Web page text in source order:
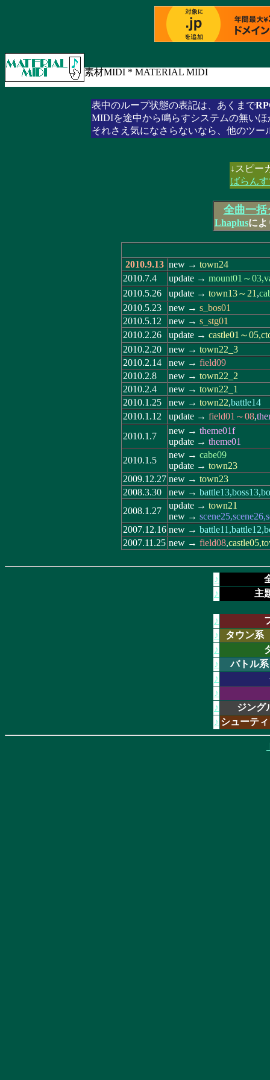
素材MIDI * MATERIAL MIDI
表中のループ状態の表記は、あくまで
MIDIを途中から鳴らすシステムの無い
それさえ気になさらないなら、他のツ
↓スピー
ばらん
全曲一括
Lhaplusによ
2010.9.13 new → town24
2010.7.4
update → mount01～
2010.5.26
update → town13～21 ,
2010.5.23
new → s_bos01
2010.5.12
new → s_stg01
2010.2.26
update → castle01～
2010.2.20
new → town22_3
2010.2.14
new → field09
2010.2.8
new → town22_2
2010.2.4
new → town22_1
2010.1.25
new → town22,battle14
2010.1.12
update → field01～08,
2010.1.7
new → theme01f
update → theme01
2010.1.5
new → cabe09
update → town23
2009.12.27 new → town23
2008.3.30
new →
2008.1.27
update → town21
new →
2007.12.16 new →
2007.11.25 new → field08,
♪
♪
主
♪
♪
タウン系
♪
♪
バトル
♪
♪
♪
ジング
♪ シューテ